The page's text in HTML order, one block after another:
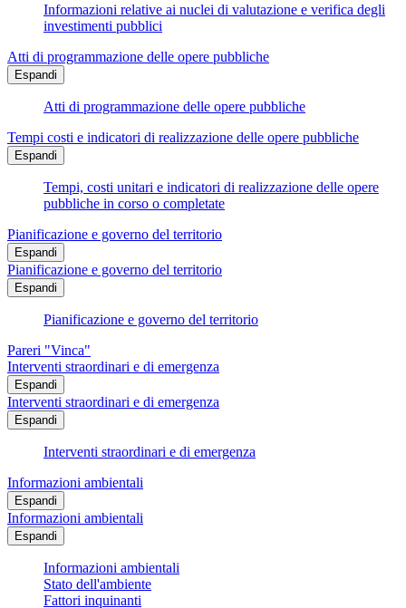
Informazioni relative ai nuclei di valutazione e verifica degli
investimenti pubblici
Atti di programmazione delle opere pubbliche
Espandi
Atti di programmazione delle opere pubbliche
Tempi costi e indicatori di realizzazione delle opere pubbliche
Espandi
Tempi, costi unitari e indicatori di realizzazione delle opere
pubbliche in corso o completate
Pianificazione e governo del territorio
Espandi
Pianificazione e governo del territorio
Espandi
Pianificazione e governo del territorio
Pareri "Vinca"
Interventi straordinari e di emergenza
Espandi
Interventi straordinari e di emergenza
Espandi
Interventi straordinari e di emergenza
Informazioni ambientali
Espandi
Informazioni ambientali
Espandi
Informazioni ambientali
Stato dell'ambiente
Fattori inquinanti